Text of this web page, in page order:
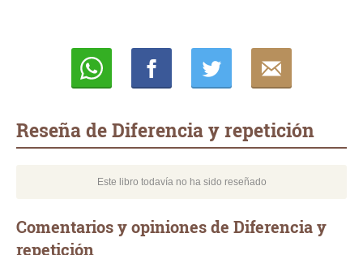
Reseña de Diferencia y repetición
Este libro todavía no ha sido reseñado
Comentarios y opiniones de Diferencia y
repetición